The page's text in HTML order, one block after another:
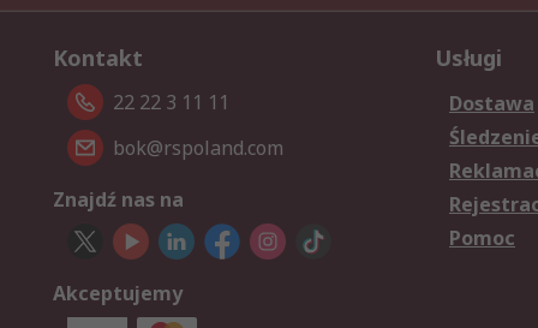
Kontakt
22 22 3 11 11
bok@rspoland.com
Znajdź nas na
Akceptujemy
Usługi
Dostawa
Pomoc